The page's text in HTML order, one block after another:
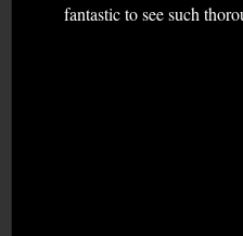
fantastic to see such